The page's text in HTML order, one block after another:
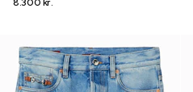
8.300 kr.